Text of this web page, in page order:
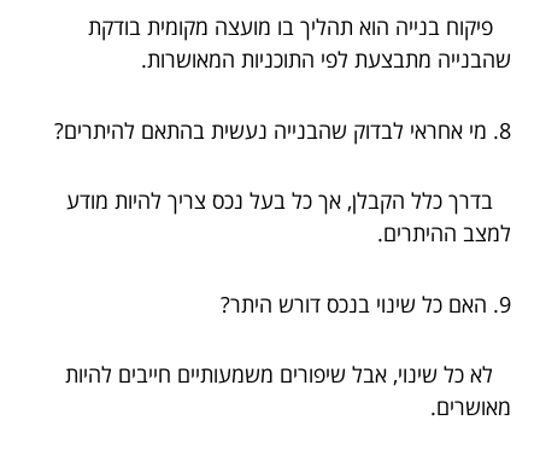
פיקוח בנייה הוא תהליך בו מועצה מקומית בודקת
שהבנייה מתבצעת לפי התוכניות המאושרות.
8. מי אחראי לבדוק שהבנייה נעשית בהתאם להיתרים?
בדרך כלל הקבלן, אך כל בעל נכס צריך להיות מודע
למצב ההיתרים.
9. האם כל שינוי בנכס דורש היתר?
לא כל שינוי, אבל שיפורים משמעותיים חייבים להיות
מאושרים.